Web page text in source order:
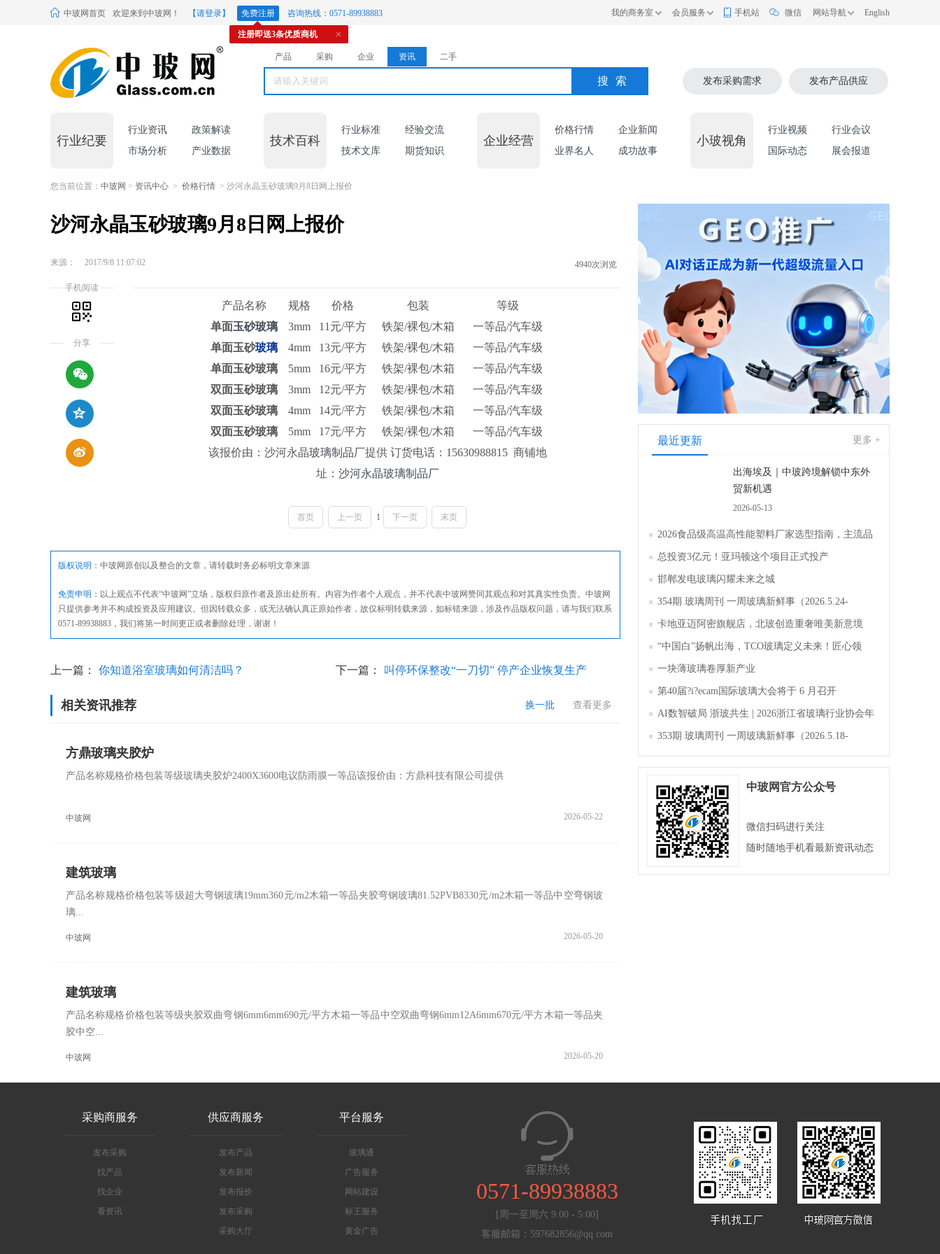
中玻网首页 欢迎来到中玻网！ 【请登录】 免费注册 咨询热线：0571-89938883
注册即送3条优质商机
我的商务室 会员服务 手机站 微信 网站导航 English
产品 采购 企业 资讯 二手
搜索 发布采购需求 发布产品供应
行业纪要
行业资讯
政策解读
市场分析
产业数据
技术百科
行业标准
经验交流
技术文库
期货知识
企业经营
价格行情
企业新闻
业界名人
成功故事
小玻视角
行业视频
行业会议
国际动态
展会报道
您当前位置： 中玻网 > 资讯中心 > 价格行情 > 沙河永晶玉砂玻璃9月8日网上报价
最近更新 更多 +
出海埃及｜中玻跨境解锁中东外
贸新机遇
2026-05-13
2026食品级高温高性能塑料厂家选型指南，主流品
牌全面解析评测
总投资3亿元！亚玛顿这个项目正式投产
邯郸发电玻璃闪耀未来之城
354期 玻璃周刊 一周玻璃新鲜事（2026.5.24-
2026.5.30）
卡地亚迈阿密旗舰店，北玻创造重奢唯美新意境
“中国白”扬帆出海，TCO玻璃定义未来！匠心领
航，淄博新材料产业聚势成峰
一块薄玻璃卷厚新产业
第40届?i?ecam国际玻璃大会将于 6 月召开
AI数智破局 浙玻共生 | 2026浙江省玻璃行业协会年
会暨第四届四次会员大会成功举办
353期 玻璃周刊 一周玻璃新鲜事（2026.5.18-
2026.5.23）
中玻网官方公众号
微信扫码进行关注
随时随地手机看最新资讯动态
手机阅读
分享
沙河永晶玉砂玻璃9月8日网上报价
来源： 2017/9/8 11:07:02 4940次浏览
产品名称 规格 价格 包装
等级
单面玉砂玻璃 3mm 11元/平方 铁架/裸包/木箱
一等品/汽车级
单面玉砂玻璃 4mm 13元/平方 铁架/裸包/木箱
一等品/汽车级
单面玉砂玻璃
5mm 16元/平方 铁架/裸包/木箱
一等品/汽车级
双面玉砂玻璃
3mm 12元/平方 铁架/裸包/木箱
一等品/汽车级
双面玉砂玻璃
4mm 14元/平方 铁架/裸包/木箱
一等品/汽车级
双面玉砂玻璃
5mm 17元/平方 铁架/裸包/木箱
一等品/汽车级
该报价由：沙河永晶玻璃制品厂提供 订货电话：15630988815 商铺地
址： 沙河永晶玻璃制品厂
首页 上一页 1 下一页 末页
版权说明： 中玻网原创以及整合的文章，请转载时务必标明文章来源
免责申明： 以上观点不代表“中玻网”立场，版权归原作者及原出处所有。内容为作者个人观点，并不代表中玻网赞同其观点和对其真实性负责。中玻网
只提供参考并不构成投资及应用建议。但因转载众多，或无法确认真正原始作者，故仅标明转载来源，如标错来源，涉及作品版权问题，请与我们联系
0571-89938883，我们将第一时间更正或者删除处理，谢谢！
上一篇： 你知道浴室玻璃如何清洁吗？ 下一篇： 叫停环保整改“一刀切” 停产企业恢复生产
相关资讯推荐 查看更多
换一批
方鼎玻璃夹胶炉
产品名称规格价格包装等级玻璃夹胶炉2400X3600电议防雨膜一等品该报价由：方鼎科技有限公司提供
中玻网 2026-05-22
建筑玻璃
产品名称规格价格包装等级超大弯钢玻璃19mm360元/m2木箱一等品夹胶弯钢玻璃81.52PVB8330元/m2木箱一等品中空弯钢玻
璃...
中玻网 2026-05-20
建筑玻璃
产品名称规格价格包装等级夹胶双曲弯钢6mm6mm690元/平方木箱一等品中空双曲弯钢6mm12A6mm670元/平方木箱一等品夹
胶中空...
中玻网 2026-05-20
采购商服务
发布采购
找产品
找企业
看资讯
供应商服务
发布产品
发布新闻
发布报价
发布采购
采购大厅
平台服务
玻璃通
广告服务
网站建设
标王服务
黄金广告
0571-89938883
[周一至周六 9:00 - 5:00]
客服邮箱：597682856@qq.com